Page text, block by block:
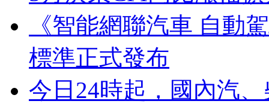
《智能網聯汽車 自動
標準正式發布
今日24時起，國內汽